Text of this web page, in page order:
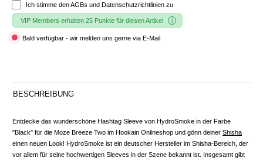
Ich stimme denAGBs und Datenschutzrichtlinien zu
VIP Members erhalten 25 Punkte für diesen Artikel
Bald verfügbar - wir melden uns gerne via E-Mail
BESCHREIBUNG
Entdecke das wunderschöne Hashtag Sleeve von HydroSmoke in der Farbe
"Black" für die Moze Breeze Two im Hookain Onlineshop und gönn deiner Shisha
einen neuen Look! HydroSmoke ist ein deutscher Hersteller im Shisha-Bereich, der
vor allem für seine hochwertigen Sleeves in der Szene bekannt ist. Insgesamt gibt